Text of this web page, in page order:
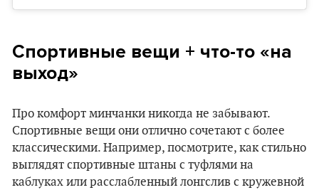
Спортивные вещи + что-то «на
выход»
Про комфорт минчанки никогда не забывают.
Спортивные вещи они отлично сочетают с более
классическими. Например, посмотрите, как стильно
выглядят спортивные штаны с туфлями на
каблуках или расслабленный лонгслив с кружевной